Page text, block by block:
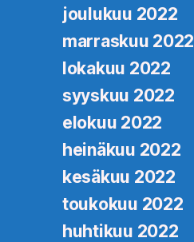
joulukuu 2022
marraskuu 2022
lokakuu 2022
syyskuu 2022
elokuu 2022
heinäkuu 2022
kesäkuu 2022
toukokuu 2022
huhtikuu 2022